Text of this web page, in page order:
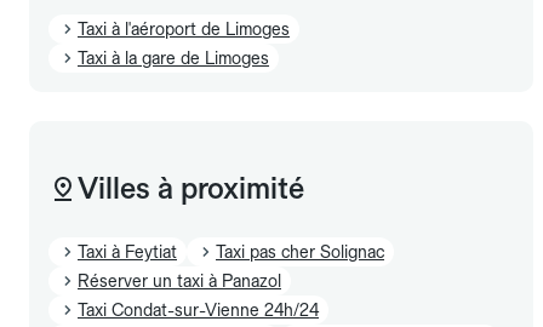
Taxi à l'aéroport de Limoges
Taxi à la gare de Limoges
Villes à proximité
Taxi à Feytiat
Taxi pas cher Solignac
Réserver un taxi à Panazol
Taxi Condat-sur-Vienne 24h/24